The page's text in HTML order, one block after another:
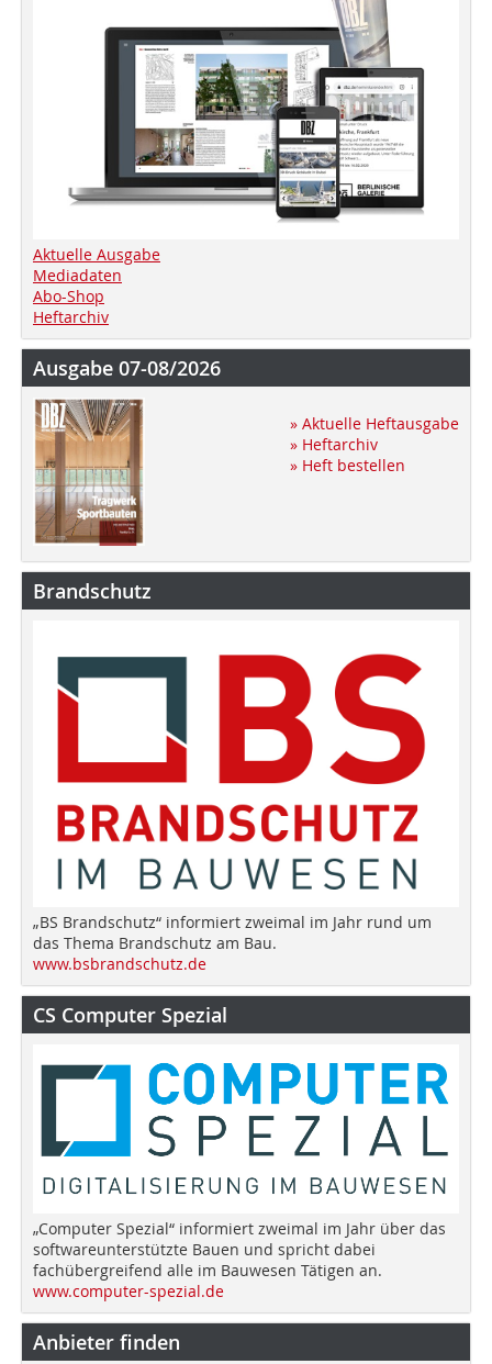
Aktuelle Ausgabe
Mediadaten
Abo-Shop
Heftarchiv
Ausgabe 07-08/2026
» Aktuelle Heftausgabe
» Heftarchiv
» Heft bestellen
Brandschutz
„BS Brandschutz“ informiert zweimal im Jahr rund um
das Thema Brandschutz am Bau.
www.bsbrandschutz.de
CS Computer Spezial
„Computer Spezial“ informiert zweimal im Jahr über das
softwareunterstützte Bauen und spricht dabei
fachübergreifend alle im Bauwesen Tätigen an.
www.computer-spezial.de
Anbieter finden